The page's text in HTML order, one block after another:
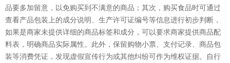
品要多加留意，以免购买到不满意的商品；其次，购买食品时可通过
查看产品包装上的成分说明、生产许可证编号等信息进行初步判断，
如果是商家未提供详细的商品标签和成分，可以要求商家提供商品配
料表，明确商品实际属性。此外，保留购物小票、支付记录、商品包
装等消费凭证，发现虚假宣传行为或其他纠纷可作为维权证据。自行